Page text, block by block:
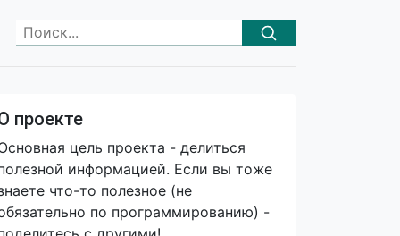
проекте
цель проекта - делиться
информацией. Если вы тоже
что-то полезное (не
по программированию) -